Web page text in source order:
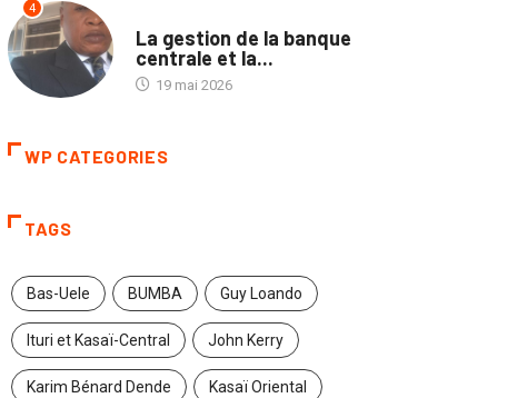
4
La gestion de la banque
centrale et la...
19 mai 2026
WP CATEGORIES
TAGS
Bas-Uele BUMBA Guy Loando
Ituri et Kasaï-Central John Kerry
Karim Bénard Dende Kasaï Oriental